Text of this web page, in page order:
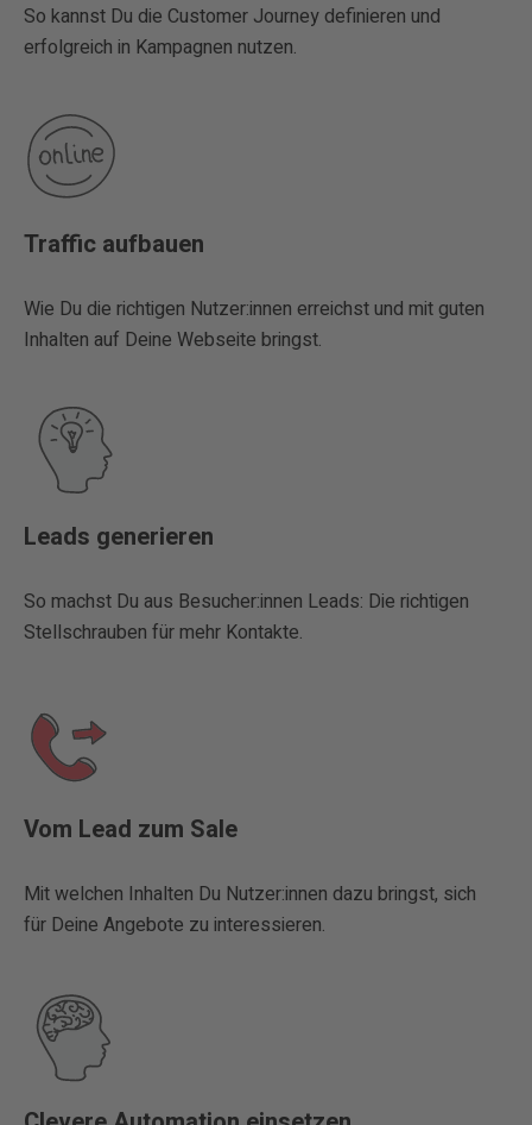
So kannst Du die Customer Journey definieren und
erfolgreich in Kampagnen nutzen.
Traffic aufbauen
Wie Du die richtigen Nutzer:innen erreichst und mit guten
Inhalten auf Deine Webseite bringst.
Leads generieren
So machst Du aus Besucher:innen Leads: Die richtigen
Stellschrauben für mehr Kontakte.
Vom Lead zum Sale
Mit welchen Inhalten Du Nutzer:innen dazu bringst, sich
für Deine Angebote zu interessieren.